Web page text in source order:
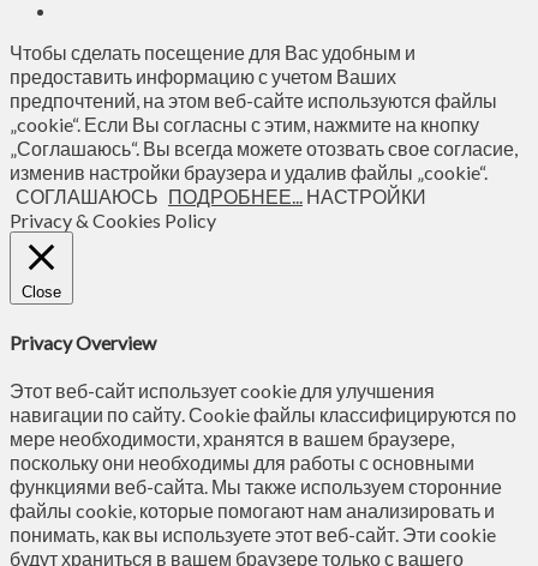
Чтобы сделать посещение для Вас удобным и
предоставить информацию с учетом Ваших
предпочтений, на этом веб-сайте используются файлы
„cookie“. Если Вы согласны с этим, нажмите на кнопку
„Соглашаюсь“. Вы всегда можете отозвать свое согласие,
изменив настройки браузера и удалив файлы „cookie“.
СОГЛАШАЮСЬ ПОДРОБНЕЕ... НАСТРОЙКИ
Privacy & Cookies Policy
Close
Privacy Overview
Этот веб-сайт использует cookie для улучшения
навигации по сайту. Сookie файлы классифицируются по
мере необходимости, хранятся в вашем браузере,
поскольку они необходимы для работы с основными
функциями веб-сайта. Мы также используем сторонние
файлы cookie, которые помогают нам анализировать и
понимать, как вы используете этот веб-сайт. Эти cookie
будут храниться в вашем браузере только с вашего